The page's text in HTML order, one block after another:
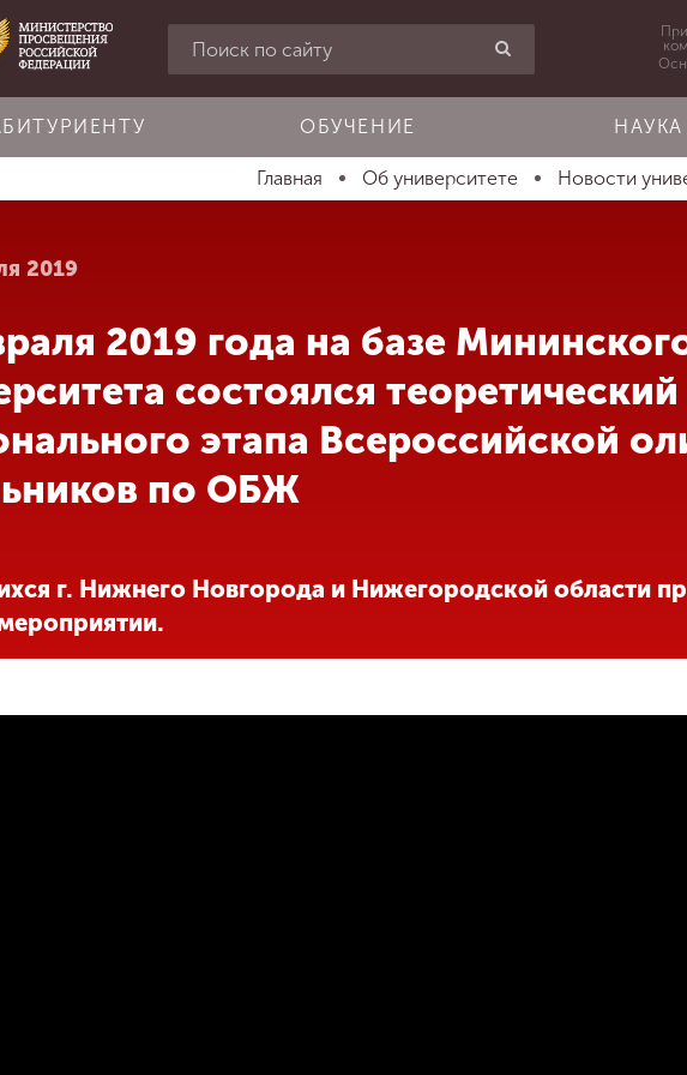
ОБУЧЕНИЕ НАУКА
Главная Об университете Новости
2019
2019 года на базе
состоялся теоретический
этапа Всероссийской
по ОБЖ
г. Нижнего Новгорода и Нижегородской области